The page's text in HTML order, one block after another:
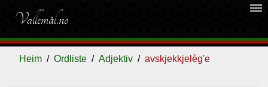
Vallemål.no
dehaze
Heim Ordliste Adjektiv avskjekkjelèg'e